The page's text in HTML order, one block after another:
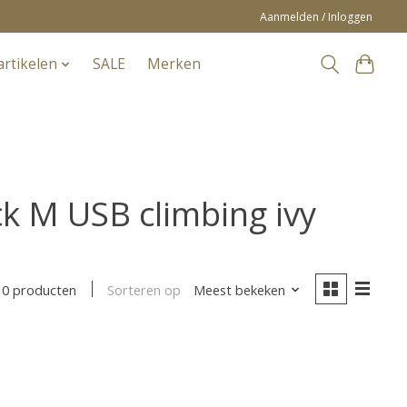
Aanmelden / Inloggen
SALE Merken
M USB climbing ivy
0 producten Sorteren op Meest bekeken